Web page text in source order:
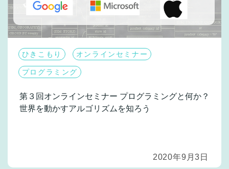
ひきこもり オンラインセミナー
プログラミング
第３回オンラインセミナー プログラミングと何か？
世界を動かすアルゴリズムを知ろう
2020年9月3日